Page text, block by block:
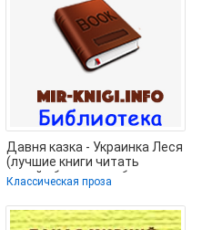
Давня казка - Украинка Леся
(лучшие книги читать
онлайн бесплатно без
Классическая проза